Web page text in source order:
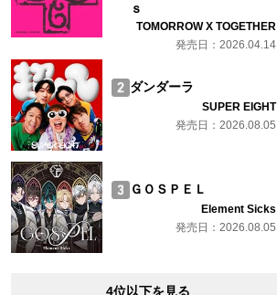
ｓ
TOMORROW X TOGETHER
発売日：2026.04.14
ダンダーラ
SUPER EIGHT
発売日：2026.08.05
ＧＯＳＰＥＬ
Element Sicks
発売日：2026.08.05
4位以下を見る